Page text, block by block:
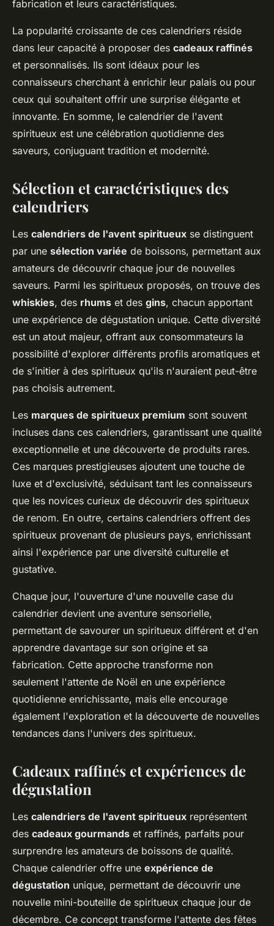
fabrication et leurs caractéristiques.
La popularité croissante de ces calendriers réside
dans leur capacité à proposer des cadeaux raffinés
et personnalisés. Ils sont idéaux pour les
connaisseurs cherchant à enrichir leur palais ou pour
ceux qui souhaitent offrir une surprise élégante et
innovante. En somme, le calendrier de l'avent
spiritueux est une célébration quotidienne des
saveurs, conjuguant tradition et modernité.
Sélection et caractéristiques des
calendriers
Les calendriers de l'avent spiritueux se distinguent
par une sélection variée de boissons, permettant aux
amateurs de découvrir chaque jour de nouvelles
saveurs. Parmi les spiritueux proposés, on trouve des
whiskies, des rhums et des gins, chacun apportant
une expérience de dégustation unique. Cette diversité
est un atout majeur, offrant aux consommateurs la
possibilité d'explorer différents profils aromatiques et
de s'initier à des spiritueux qu'ils n'auraient peut-être
pas choisis autrement.
Les marques de spiritueux premium sont souvent
incluses dans ces calendriers, garantissant une qualité
exceptionnelle et une découverte de produits rares.
Ces marques prestigieuses ajoutent une touche de
luxe et d'exclusivité, séduisant tant les connaisseurs
que les novices curieux de découvrir des spiritueux
de renom. En outre, certains calendriers offrent des
spiritueux provenant de plusieurs pays, enrichissant
ainsi l'expérience par une diversité culturelle et
gustative.
Chaque jour, l'ouverture d'une nouvelle case du
calendrier devient une aventure sensorielle,
permettant de savourer un spiritueux différent et d'en
apprendre davantage sur son origine et sa
fabrication. Cette approche transforme non
seulement l'attente de Noël en une expérience
quotidienne enrichissante, mais elle encourage
également l'exploration et la découverte de nouvelles
tendances dans l'univers des spiritueux.
Cadeaux raffinés et expériences de
dégustation
Les calendriers de l'avent spiritueux représentent
des cadeaux gourmands et raffinés, parfaits pour
surprendre les amateurs de boissons de qualité.
Chaque calendrier offre une expérience de
dégustation unique, permettant de découvrir une
nouvelle mini-bouteille de spiritueux chaque jour de
décembre. Ce concept transforme l'attente des fêtes